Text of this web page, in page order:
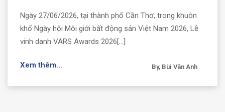
Ngày 27/06/2026, tại thành phố Cần Thơ, trong khuôn
khổ Ngày hội Môi giới bất động sản Việt Nam 2026, Lễ
vinh danh VARS Awards 2026[...]
Xem thêm... By, Bùi Vân Anh